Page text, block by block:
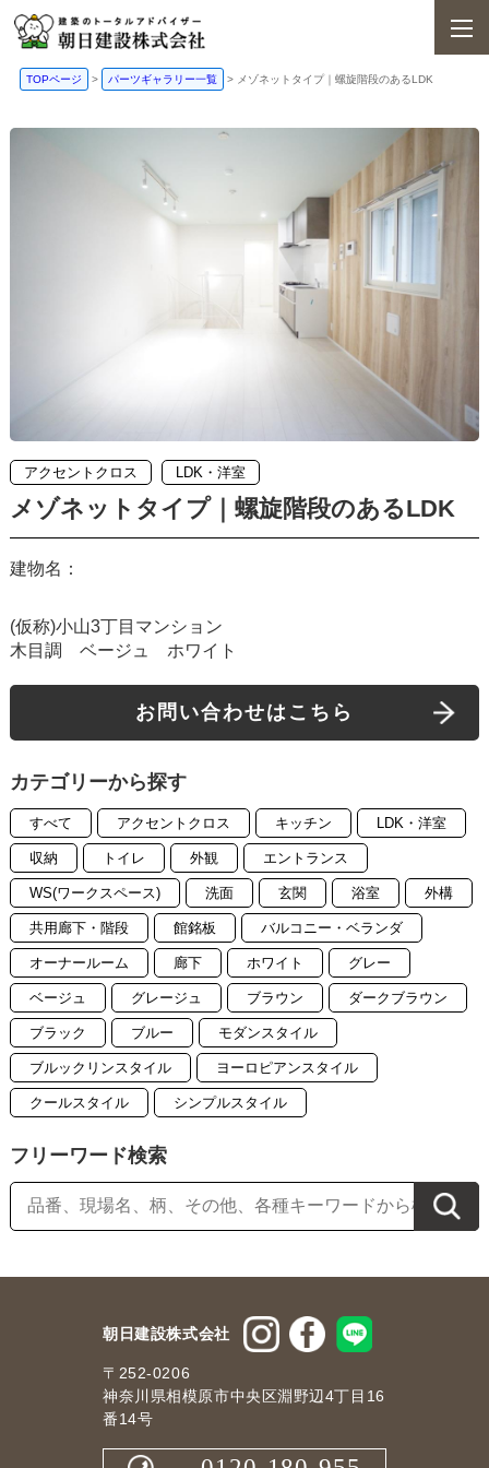
TOPページ > パーツギャラリー一覧 > メゾネットタイプ｜螺旋階段のあるLDK
アクセントクロス LDK・洋室
メゾネットタイプ｜螺旋階段のあるLDK
建物名：
(仮称)小山3丁目マンション
木目調 ベージュ ホワイト
お問い合わせはこちら
カテゴリーから探す
すべて アクセントクロス キッチン LDK・洋室
収納 トイレ 外観 エントランス
WS(ワークスペース) 洗面 玄関 浴室 外構
共用廊下・階段 館銘板 バルコニー・ベランダ
オーナールーム 廊下 ホワイト グレー
ベージュ グレージュ ブラウン ダークブラウン
ブラック ブルー モダンスタイル
ブルックリンスタイル ヨーロピアンスタイル
クールスタイル シンプルスタイル
フリーワード検索
朝日建設株式会社
〒252-0206
神奈川県相模原市中央区淵野辺4丁目16
番14号